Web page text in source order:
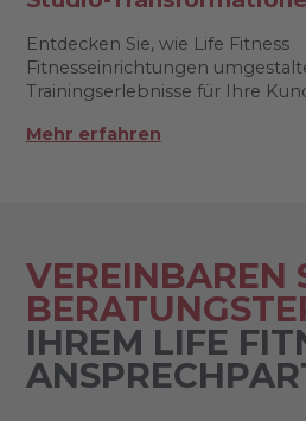
Entdecken Sie, wie Life Fitness
Fitnesseinrichtungen
Trainingserlebnisse für Ihre
Mehr erfahren
VEREINBAREN
IHREM LIFE